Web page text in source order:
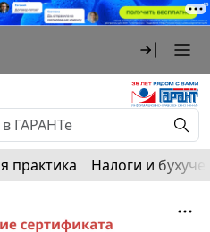
практика Налоги и